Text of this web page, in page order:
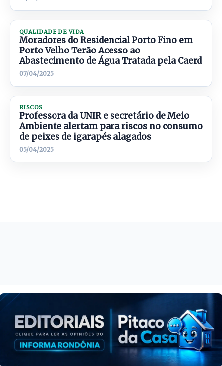
QUALIDADE DE VIDA
Moradores do Residencial Porto Fino em
Porto Velho Terão Acesso ao
Abastecimento de Água Tratada pela Caerd
07/04/2025
RISCOS
Professora da UNIR e secretário de Meio
Ambiente alertam para riscos no consumo
de peixes de igarapés alagados
05/04/2025